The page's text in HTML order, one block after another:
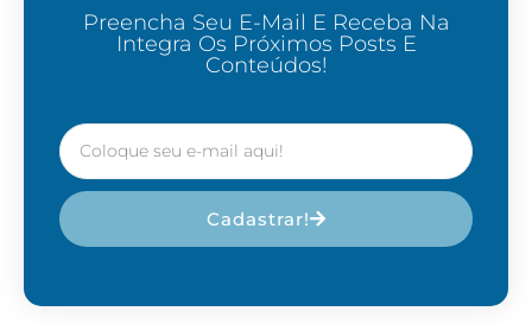
Preencha Seu E-Mail E Receba Na
Integra Os Próximos Posts E
Conteúdos!
Cadastrar!